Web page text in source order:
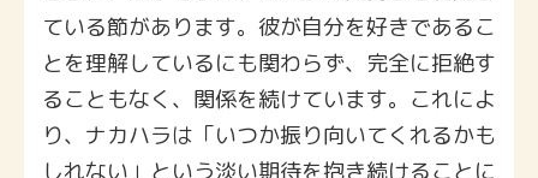
ている節があります。彼が自分を好きであるこ
とを理解しているにも関わらず、完全に拒絶す
ることもなく、関係を続けています。これによ
り、ナカハラは「いつか振り向いてくれるかも
しれない」という淡い期待を抱き続けることに